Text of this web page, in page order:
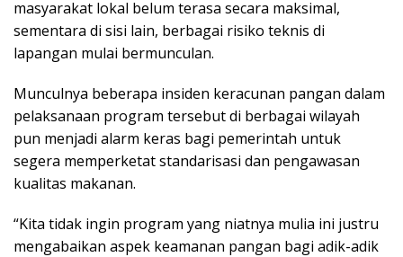
masyarakat lokal belum terasa secara maksimal,
sementara di sisi lain, berbagai risiko teknis di
lapangan mulai bermunculan.
Munculnya beberapa insiden keracunan pangan dalam
pelaksanaan program tersebut di berbagai wilayah
pun menjadi alarm keras bagi pemerintah untuk
segera memperketat standarisasi dan pengawasan
kualitas makanan.
“Kita tidak ingin program yang niatnya mulia ini justru
mengabaikan aspek keamanan pangan bagi adik-adik